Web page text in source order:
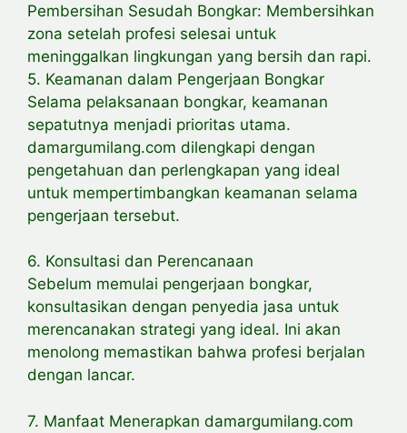
Pembersihan Sesudah Bongkar: Membersihkan
zona setelah profesi selesai untuk
meninggalkan lingkungan yang bersih dan rapi.
5. Keamanan dalam Pengerjaan Bongkar
Selama pelaksanaan bongkar, keamanan
sepatutnya menjadi prioritas utama.
damargumilang.com dilengkapi dengan
pengetahuan dan perlengkapan yang ideal
untuk mempertimbangkan keamanan selama
pengerjaan tersebut.
6. Konsultasi dan Perencanaan
Sebelum memulai pengerjaan bongkar,
konsultasikan dengan penyedia jasa untuk
merencanakan strategi yang ideal. Ini akan
menolong memastikan bahwa profesi berjalan
dengan lancar.
7. Manfaat Menerapkan damargumilang.com